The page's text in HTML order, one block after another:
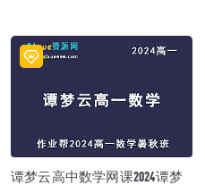
谭梦云高中数学网课2024谭梦